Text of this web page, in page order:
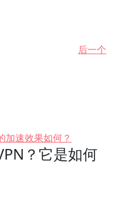
后一个
加速效果如何？
？它是如何